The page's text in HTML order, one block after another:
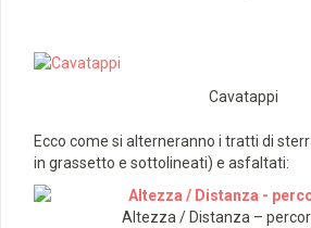
Cavatappi
Ecco come si alterneranno i tratti di
in grassetto e sottolineati) e asfaltati:
Altezza / Distanza –